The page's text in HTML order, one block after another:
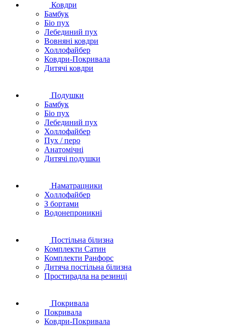
Ковдри
Бамбук
Біо пух
Лебединий пух
Вовняні ковдри
Холлофайбер
Ковдри-Покривала
Дитячі ковдри
Подушки
Бамбук
Біо пух
Лебединий пух
Холлофайбер
Пух / перо
Анатомічні
Дитячі подушки
Наматрацники
Холлофайбер
З бортами
Водонепроникні
Постільна білизна
Комплекти Сатин
Комплекти Ранфорс
Дитяча постільна білизна
Простирадла на резинці
Покривала
Покривала
Ковдри-Покривала